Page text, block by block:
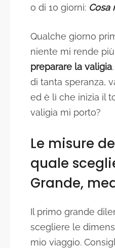
o di 10 giorni: Cosa
Qualche giorno
niente mi rende
preparare la valigia
di tanta speranza,
ed è lì che inizia il
valigia mi porto?
Le misure
quale
Grande,
Il primo grande
scegliere le
mio viaggio.